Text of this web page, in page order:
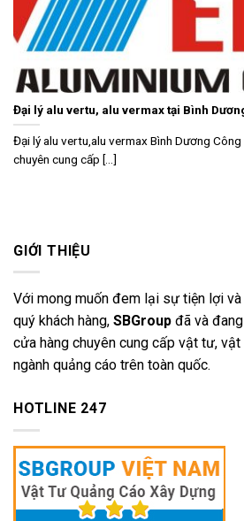
GIỚI THIỆU
Với mong muốn đem lại sự tiện lợi
quý khách hàng, SBGroup đã và
cửa hàng chuyên cung cấp vật tư, vật
ngành quảng cáo trên toàn quốc.
HOTLINE 247
Đại lý alu vertu, alu vermax tại Bình
Đại lý alu vertu,alu vermax Bình Dương
chuyên cung cấp [...]